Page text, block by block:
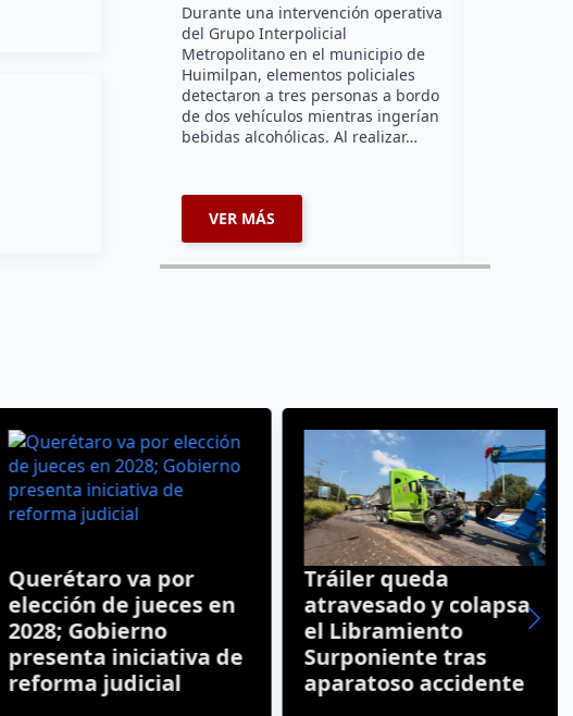
Durante una intervención operativa
del Grupo Interpolicial
Metropolitano en el municipio de
Huimilpan, elementos policiales
detectaron a tres personas a bordo
de dos vehículos mientras ingerían
bebidas alcohólicas. Al realizar…
VER MÁS
Querétaro va por
elección de jueces en
2028; Gobierno
presenta iniciativa de
reforma judicial
Tráiler queda
atravesado y colapsa
el Libramiento
Surponiente tras
aparatoso accidente